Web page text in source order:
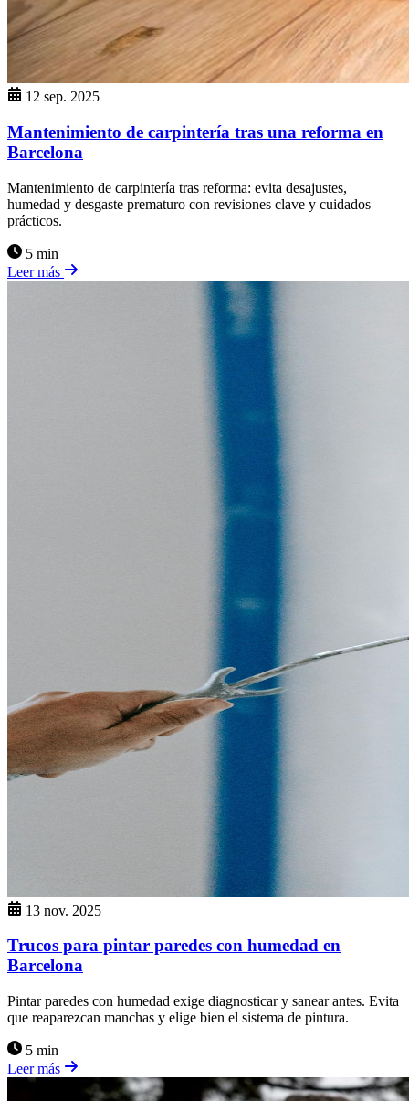
12 sep. 2025
Mantenimiento de carpintería tras una reforma en
Barcelona
Mantenimiento de carpintería tras reforma: evita desajustes,
humedad y desgaste prematuro con revisiones clave y cuidados
prácticos.
5 min
Leer más
13 nov. 2025
Trucos para pintar paredes con humedad en
Barcelona
Pintar paredes con humedad exige diagnosticar y sanear antes. Evita
que reaparezcan manchas y elige bien el sistema de pintura.
5 min
Leer más